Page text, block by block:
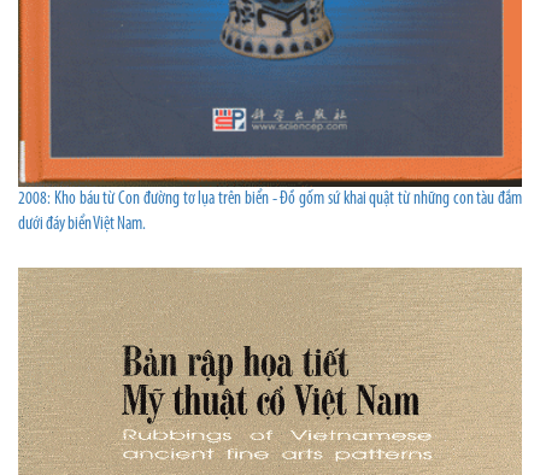
2008: Kho báu từ Con đường tơ lụa trên biển - Đồ gốm sứ khai quật từ những con tàu đắm
dưới đáy biển Việt Nam.